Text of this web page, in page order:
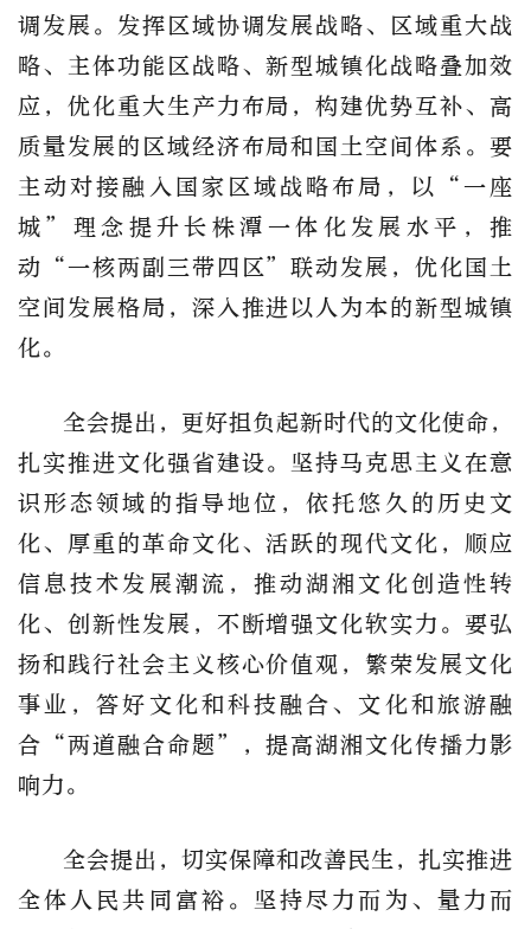
调发展。发挥区域协调发展战略、区域重大战
略、主体功能区战略、新型城镇化战略叠加效
应，优化重大生产力布局，构建优势互补、高
质量发展的区域经济布局和国土空间体系。要
主动对接融入国家区域战略布局，以“一座
城”理念提升长株潭一体化发展水平，推
动“一核两副三带四区”联动发展，优化国土
空间发展格局，深入推进以人为本的新型城镇
化。
全会提出，更好担负起新时代的文化使命，
扎实推进文化强省建设。坚持马克思主义在意
识形态领域的指导地位，依托悠久的历史文
化、厚重的革命文化、活跃的现代文化，顺应
信息技术发展潮流，推动湖湘文化创造性转
化、创新性发展，不断增强文化软实力。要弘
扬和践行社会主义核心价值观，繁荣发展文化
事业，答好文化和科技融合、文化和旅游融
合“两道融合命题”，提高湖湘文化传播力影
响力。
全会提出，切实保障和改善民生，扎实推进
全体人民共同富裕。坚持尽力而为、量力而